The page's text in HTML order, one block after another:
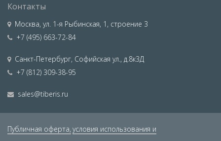
Контакты
Москва, ул. 1-я Рыбинская, 1, строение 3
+7 (495) 663-72-84
Санкт-Петербург, Софийская ул., д.8к3Д
+7 (812) 309-38-95
sales@tiberis.ru
Публичная оферта, условия использования и